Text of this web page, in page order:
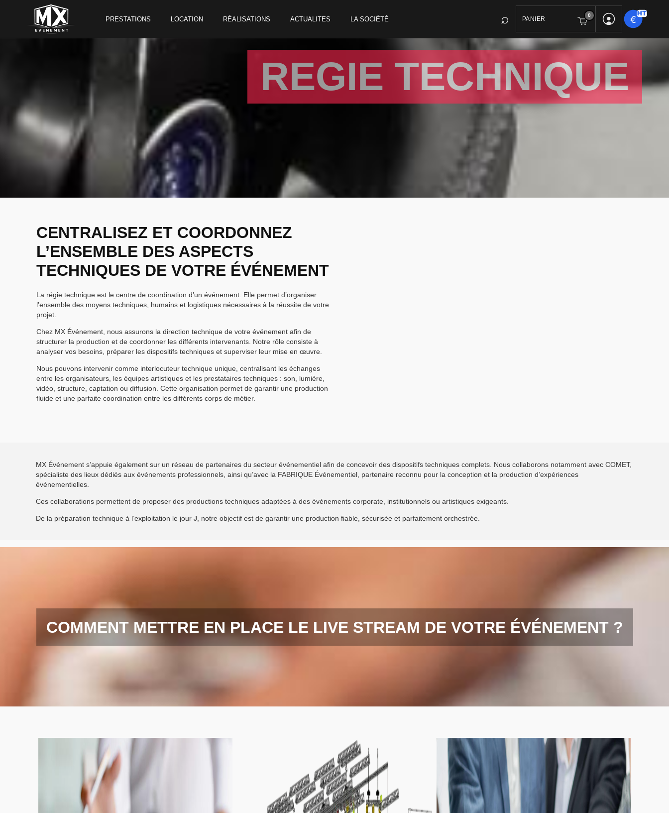
PRESTATIONS LOCATION RÉALISATIONS ACTUALITES LA SOCIÉTÉ PANIER
0
REGIE TECHNIQUE
CENTRALISEZ ET COORDONNEZ
L’ENSEMBLE DES ASPECTS
TECHNIQUES DE VOTRE ÉVÉNEMENT
La régie technique est le centre de coordination d’un événement. Elle permet d’organiser
l’ensemble des moyens techniques, humains et logistiques nécessaires à la réussite de votre
projet.
Chez MX Événement, nous assurons la direction technique de votre événement afin de
structurer la production et de coordonner les différents intervenants. Notre rôle consiste à
analyser vos besoins, préparer les dispositifs techniques et superviser leur mise en œuvre.
Nous pouvons intervenir comme interlocuteur technique unique, centralisant les échanges
entre les organisateurs, les équipes artistiques et les prestataires techniques : son, lumière,
vidéo, structure, captation ou diffusion. Cette organisation permet de garantir une production
fluide et une parfaite coordination entre les différents corps de métier.
MX Événement s’appuie également sur un réseau de partenaires du secteur événementiel afin de concevoir des dispositifs techniques complets. Nous collaborons notamment avec COMET,
spécialiste des lieux dédiés aux événements professionnels, ainsi qu’avec la FABRIQUE Événementiel, partenaire reconnu pour la conception et la production d’expériences
événementielles.
Ces collaborations permettent de proposer des productions techniques adaptées à des événements corporate, institutionnels ou artistiques exigeants.
De la préparation technique à l’exploitation le jour J, notre objectif est de garantir une production fiable, sécurisée et parfaitement orchestrée.
COMMENT METTRE EN PLACE LE LIVE STREAM DE VOTRE ÉVÉNEMENT ?